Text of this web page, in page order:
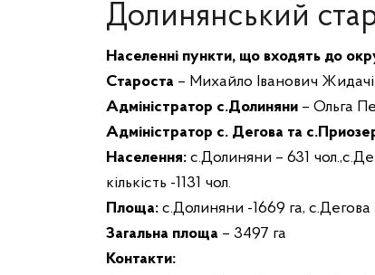
Долинянський
Населенні пункти, що входять до
Староста – Михайло Іванович
Адміністратор с.Долиняни – Ольга
Адміністратор с. Дегова та
Населення: с.Долиняни – 631
кількість -1131 чол.
Площа: с.Долиняни -1669 га, c.Дегова
Загальна площа – 3497 га
Контакти: